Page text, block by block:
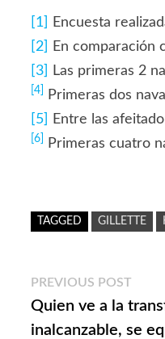
[1]
Encuesta
[2]
En comparación
[3]
Las primeras 2
[4]
Primeras dos
[5]
Entre las
[6] Primeras cuatro
TAGGED GILLETTE
Navegación
de
PREVIOUS POST
post:
Quien ve a la
inalcanzable, se